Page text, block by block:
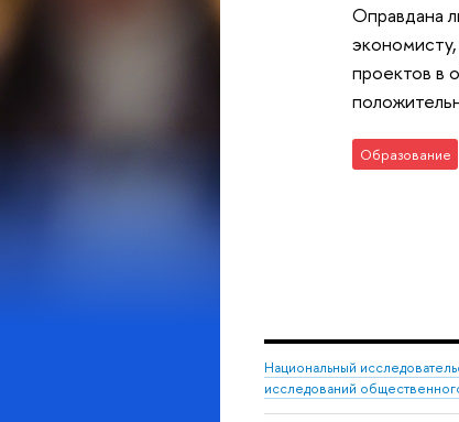
Оправдана
проектов в
Образование
Национальный
исследований